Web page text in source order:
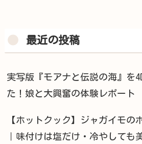
最近の投稿
実写版『モアナと伝説の海』を
た！娘と大興奮の体験レポート
【ホットクック】ジャガイモの
｜味付けは塩だけ・冷やしても